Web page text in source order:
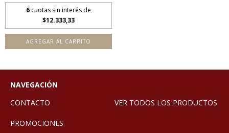
6 cuotas sin interés de
$12.333,33
AGREGAR AL CARRITO
NAVEGACIÓN
CONTACTO
VER TODOS LOS PRODUCTOS
PROMOCIONES